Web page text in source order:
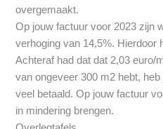
overgemaakt.
Op jouw factuur voor 2023 zijn
verhoging van 14,5%. Hierdoor
Achteraf had dat dat 2,03 euro/
van ongeveer 300 m2 hebt,
veel betaald. Op jouw factuur
in mindering brengen.